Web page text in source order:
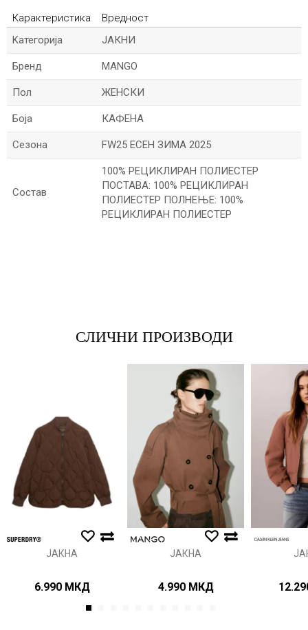
Карактеристика
Вредност
Kатегорија
ЈАКНИ
Бренд MANGO
Пол ЖЕНСКИ
Боја КАФЕНА
Сезона FW25 ЕСЕН ЗИМА 2025
Состав
100% РЕЦИКЛИРАН ПОЛИЕСТЕР
ПОСТАВА: 100% РЕЦИКЛИРАН
ПОЛИЕСТЕР ПОЛНЕЊЕ: 100%
РЕЦИКЛИРАН ПОЛИЕСТЕР
Анти спам заштита - пресметајте колку е 6 - 1 :
СЛИЧНИ ПРОИЗВОДИ
ЈАКНА
6.990 МКД
ЈАКНА
4.990 МКД
1